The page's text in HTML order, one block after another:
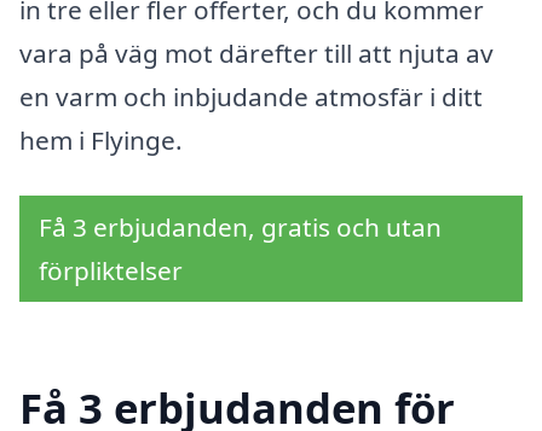
in tre eller fler offerter, och du kommer
vara på väg mot därefter till att njuta av
en varm och inbjudande atmosfär i ditt
hem i Flyinge.
Få 3 erbjudanden, gratis och utan
förpliktelser
Få 3 erbjudanden för